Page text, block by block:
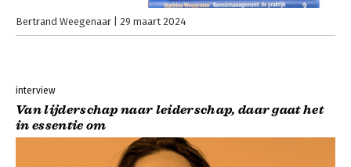
Bertrand Weegenaar 29 maart 2024
interview
Van lijderschap naar leiderschap, daar gaat het
in essentie om